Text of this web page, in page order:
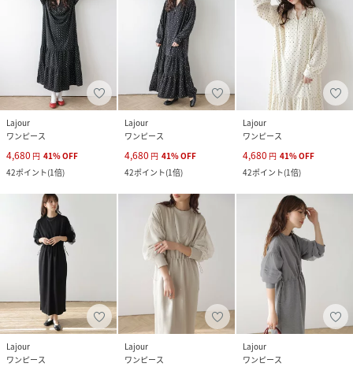
Lajour
ワンピース
4,680 円 41%OFF
42ポイント(1倍)
Lajour
ワンピース
4,680 円 41%OFF
42ポイント(1倍)
Lajour
ワンピース
4,680 円 41%OFF
42ポイント(1倍)
Lajour
ワンピース
Lajour
ワンピース
Lajour
ワンピース